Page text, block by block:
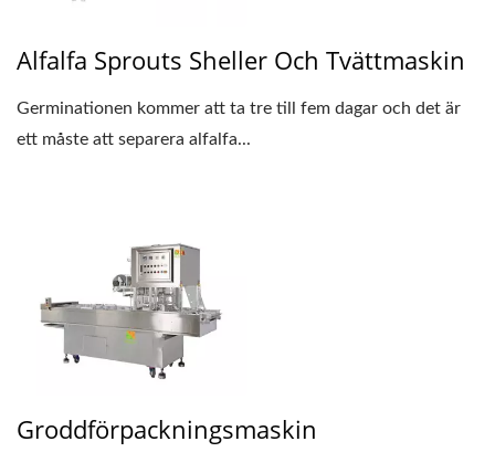
Alfalfa Sprouts Sheller Och Tvättmaskin
Germinationen kommer att ta tre till fem dagar och det är
ett måste att separera alfalfa...
Groddförpackningsmaskin